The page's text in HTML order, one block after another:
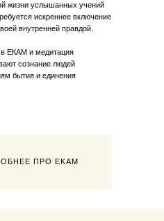
жизни услышанных учений
искреннее включение
внутренней правдой.
ЕКАМ и медитация
сознание людей
бытия и единения
ПРО EKAM